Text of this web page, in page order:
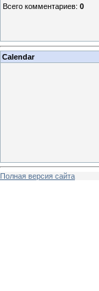
Всего комментариев: 0
Calendar
Полная версия сайта